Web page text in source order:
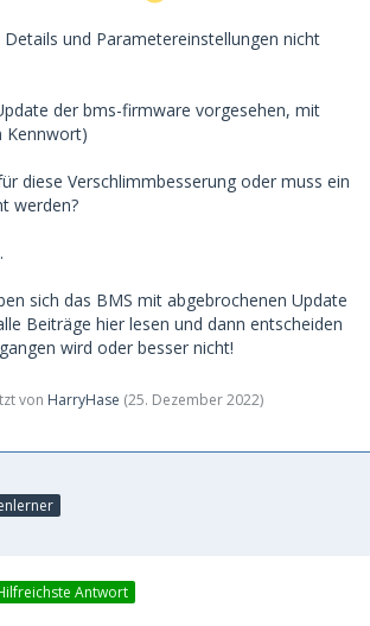
und Parametereinstellungen nicht
der bms-firmware vorgesehen, mit
Kennwort)
diese Verschlimmbesserung oder muss ein
werden?
sich das BMS mit abgebrochenen Update
Beiträge hier lesen und dann entscheiden
wird oder besser nicht!
von HarryHase (25. Dezember 2022)
Antwort